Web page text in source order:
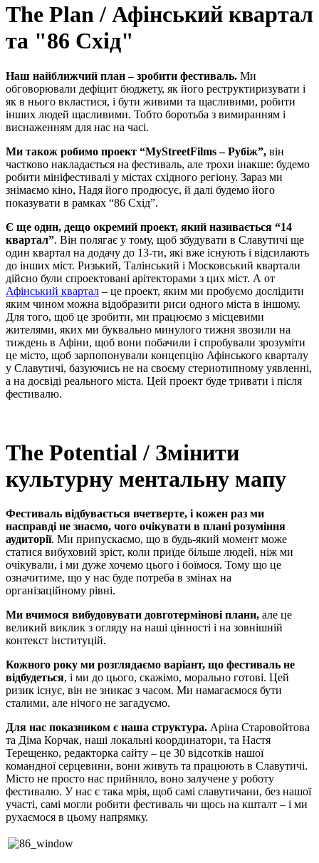
The Plan / Афінський квартал
та "86 Схід"
Наш найближчий план – зробити фестиваль. Ми
обговорювали дефіцит бюджету, як його реструктиризувати і
як в нього вкластися, і бути живими та щасливими, робити
інших людей щасливими. Тобто боротьба з вимиранням і
виснаженням для нас на часі.
Ми також робимо проект “MyStreetFilms – Рубіж”, він
частково накладається на фестиваль, але трохи інакше: будемо
робити мініфестивалі у містах східного регіону. Зараз ми
знімаємо кіно, Надя його продюсує, й далі будемо його
показувати в рамках “86 Схід”.
Є ще один, дещо окремий проект, який називається “14
квартал”. Він полягає у тому, щоб збудувати в Славутичі ще
один квартал на додачу до 13-ти, які вже існують і відсилають
до інших міст. Ризький, Талінський і Московський квартали
дійсно були спроектовані арітекторами з цих міст. А от
Афінський квартал – це проект, яким ми пробуємо дослідити
яким чином можна відобразити риси одного міста в іншому.
Для того, щоб це зробити, ми працюємо з місцевими
жителями, яких ми буквально минулого тижня звозили на
тиждень в Афіни, щоб вони побачили і спробували зрозуміти
це місто, щоб зарпопонували концепцію Афінського кварталу
у Славутичі, базуючись не на своєму стериотипному уявленні,
а на досвіді реального міста. Цей проект буде тривати і після
фестивалю.
The Potential / Змінити
культурну ментальну мапу
Фестиваль відбувається вчетверте, і кожен раз ми
насправді не знаємо, чого очікувати в плані розуміння
аудиторії. Ми припускаємо, що в будь-який момент може
статися вибуховий зріст, коли приїде більше людей, ніж ми
очікували, і ми дуже хочемо цього і боїмося. Тому що це
означитиме, що у нас буде потреба в змінах на
організаційному рівні.
Ми вчимося вибудовувати довготермінові плани, але це
великий виклик з огляду на наші цінності і на зовнішній
контекст інституцій.
Кожного року ми розглядаємо варіант, що фестиваль не
відбудеться, і ми до цього, скажімо, морально готові. Цей
ризик існує, він не зникає з часом. Ми намагаємося бути
сталими, але нічого не загадуємо.
Для нас показником є наша структура. Аріна Старовойтова
та Діма Корчак, наші локальні координатори, та Настя
Терещенко, редакторка сайту – це 30 відсотків нашої
командної серцевини, вони живуть та працюють в Славутичі.
Місто не просто нас прийняло, воно залучене у роботу
фестивалю. У нас є така мрія, щоб самі славутичани, без нашої
участі, самі могли робити фестиваль чи щось на кшталт – і ми
рухаємося в цьому напрямку.